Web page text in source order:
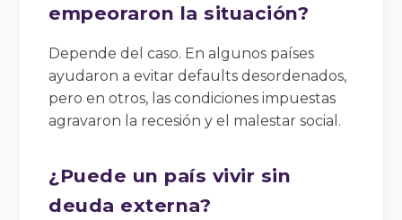
empeoraron la situación?
Depende del caso. En algunos países
ayudaron a evitar defaults desordenados,
pero en otros, las condiciones impuestas
agravaron la recesión y el malestar social.
¿Puede un país vivir sin
deuda externa?